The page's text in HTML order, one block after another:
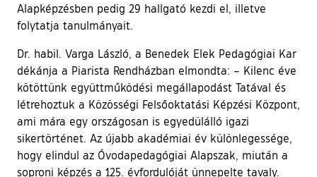
Alapképzésben pedig 29 hallgató kezdi el, illetve
folytatja tanulmányait.
Dr. habil. Varga László, a Benedek Elek Pedagógiai Kar
dékánja a Piarista Rendházban elmondta: – Kilenc éve
kötöttünk együttműködési megállapodást Tatával és
létrehoztuk a Közösségi Felsőoktatási Képzési Központ,
ami mára egy országosan is egyedülálló igazi
sikertörténet. Az újabb akadémiai év különlegessége,
hogy elindul az Óvodapedagógiai Alapszak, miután a
soproni képzés a 125. évfordulóját ünnepelte tavaly.